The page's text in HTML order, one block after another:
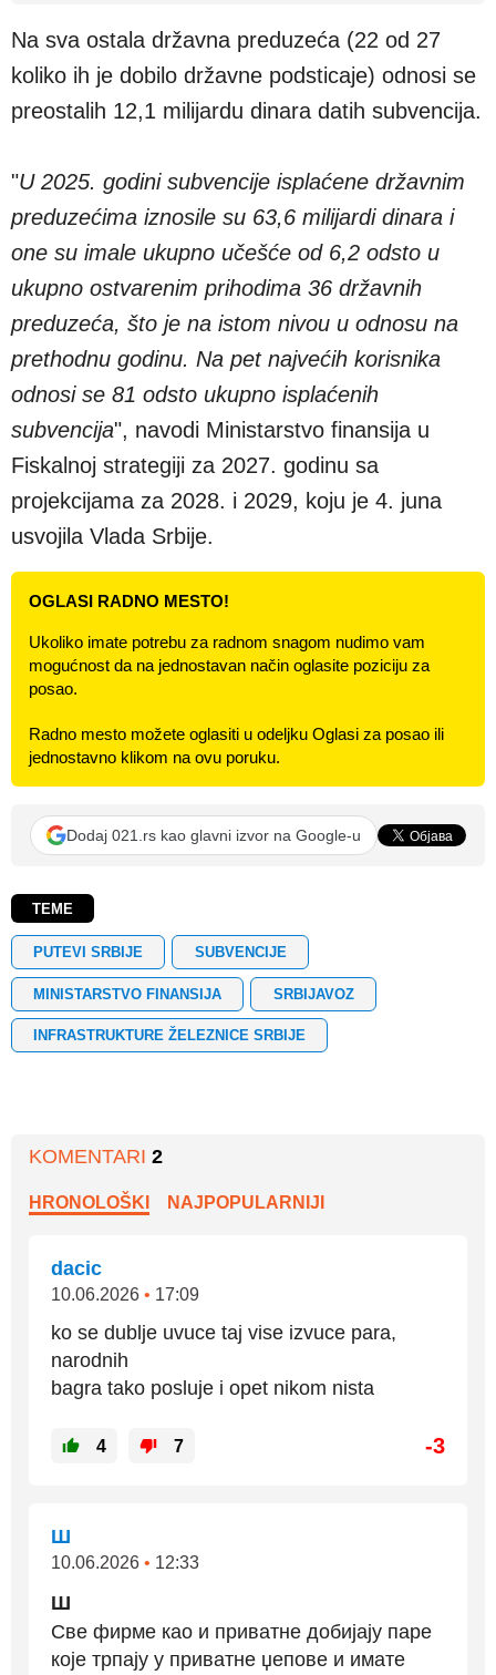
Na sva ostala državna preduzeća (22 od 27
koliko ih je dobilo državne podsticaje) odnosi se
preostalih 12,1 milijardu dinara datih subvencija.
"U 2025. godini subvencije isplaćene državnim
preduzećima iznosile su 63,6 milijardi dinara i
one su imale ukupno učešće od 6,2 odsto u
ukupno ostvarenim prihodima 36 državnih
preduzeća, što je na istom nivou u odnosu na
prethodnu godinu. Na pet najvećih korisnika
odnosi se 81 odsto ukupno isplaćenih
subvencija", navodi Ministarstvo finansija u
Fiskalnoj strategiji za 2027. godinu sa
projekcijama za 2028. i 2029, koju je 4. juna
usvojila Vlada Srbije.
OGLASI RADNO MESTO!
Ukoliko imate potrebu za radnom snagom nudimo vam
mogućnost da na jednostavan način oglasite poziciju za
posao.
Radno mesto možete oglasiti u odeljku Oglasi za posao ili
jednostavno klikom na ovu poruku.
Dodaj 021.rs kao glavni izvor na Google-u
TEME
PUTEVI SRBIJE SUBVENCIJE
MINISTARSTVO FINANSIJA SRBIJAVOZ
INFRASTRUKTURE ŽELEZNICE SRBIJE
KOMENTARI 2
HRONOLOŠKI NAJPOPULARNIJI
dacic
10.06.2026 • 17:09
ko se dublje uvuce taj vise izvuce para,
narodnih
bagra tako posluje i opet nikom nista
4 7 -3
Ш
10.06.2026 • 12:33
Ш
Све фирме као и приватне добијају паре
које трпају у приватне џепове и имате